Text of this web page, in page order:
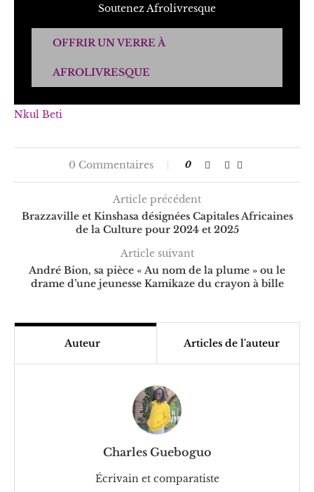
Soutenez Afrolivresque
OFFRIR UN VERRE À
AFROLIVRESQUE
Nkul Beti
0 Commentaires 0
Article précédent
Brazzaville et Kinshasa désignées Capitales Africaines
de la Culture pour 2024 et 2025
Article suivant
André Bion, sa pièce « Au nom de la plume » ou le
drame d’une jeunesse Kamikaze du crayon à bille
Auteur Articles de l'auteur
Charles Gueboguo
Écrivain et comparatiste